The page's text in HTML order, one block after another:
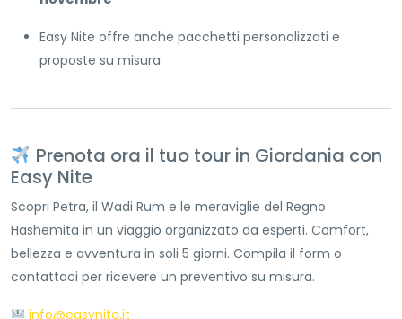
Easy Nite offre anche pacchetti personalizzati e
proposte su misura
Prenota ora il tuo tour in Giordania con
Easy Nite
Scopri Petra, il Wadi Rum e le meraviglie del Regno
Hashemita in un viaggio organizzato da esperti. Comfort,
bellezza e avventura in soli 5 giorni. Compila il form o
contattaci per ricevere un preventivo su misura.
info@easynite.it